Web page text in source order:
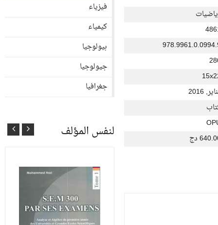
2016
دج
فيزياء
كيمياء
بيولوجيا
جيولوجيا
جغرافيا
لنفس المؤلف